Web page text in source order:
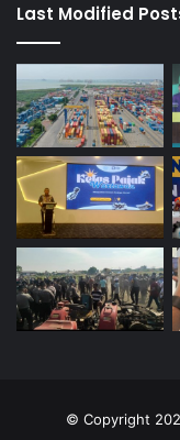
Last Modified
© Copyright